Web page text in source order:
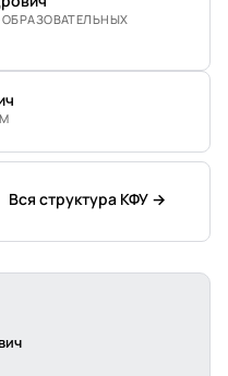
Вся структура КФУ →